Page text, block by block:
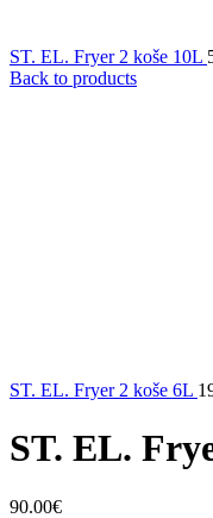
ST. EL. Fryer 2 koše 10L
Back to products
ST. EL. Fryer 2 koše 6L
ST. EL.
90.00€